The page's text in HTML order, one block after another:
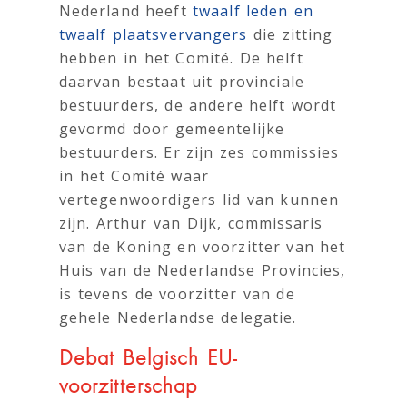
Nederland heefttwaalf leden en
twaalf plaatsvervangers die zitting
hebben in het Comité. De helft
daarvan bestaat uit provinciale
bestuurders, de andere helft wordt
gevormd door gemeentelijke
bestuurders. Er zijn zes commissies
in het Comité waar
vertegenwoordigers lid van kunnen
zijn. Arthur van Dijk, commissaris
van de Koning en voorzitter van het
Huis van de Nederlandse Provincies,
is tevens de voorzitter van de
gehele Nederlandse delegatie.
Debat Belgisch EU-
voorzitterschap